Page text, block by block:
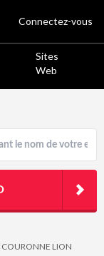
Sites
Web
Connectez-vous
COURONNE LION